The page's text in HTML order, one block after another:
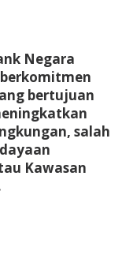
Negara
bertujuan
salah
Kawasan